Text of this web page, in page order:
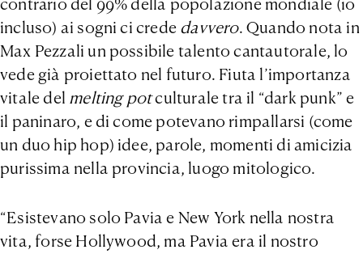
contrario del 99% della popolazione mondiale (io
incluso) ai sogni ci crede davvero. Quando nota in
Max Pezzali un possibile talento cantautorale, lo
vede già proiettato nel futuro. Fiuta l’importanza
vitale del melting potculturale tra il “dark punk” e
il paninaro, e di come potevano rimpallarsi (come
un duo hip hop) idee, parole, momenti di amicizia
purissima nella provincia, luogo mitologico.
“Esistevano solo Pavia e New York nella nostra
vita, forse Hollywood, ma Pavia era il nostro